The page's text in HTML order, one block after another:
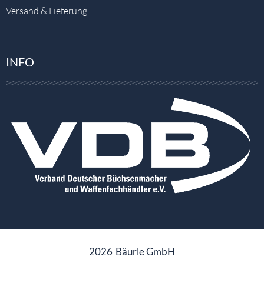
Versand & Lieferung
INFO
2026 Bäurle GmbH